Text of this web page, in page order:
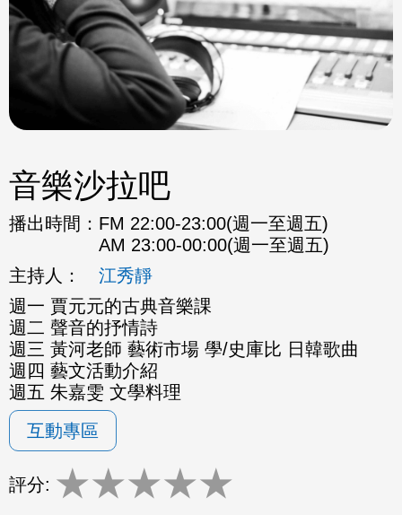
音樂沙拉吧
播出時間： FM 22:00-23:00(週一至週五)
AM 23:00-00:00(週一至週五)
主持人：
江秀靜
週一 賈元元的古典音樂課
週二 聲音的抒情詩
週三 黃河老師 藝術市場 學/史庫比 日韓歌曲
週四 藝文活動介紹
週五 朱嘉雯 文學料理
互動專區
評分: ★★★★★